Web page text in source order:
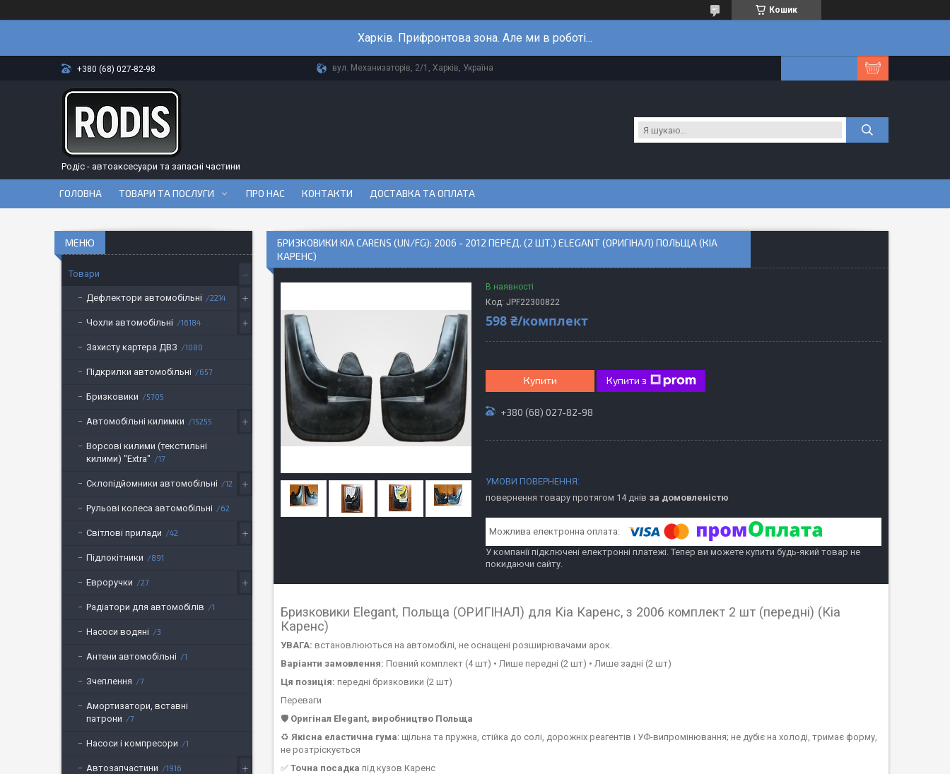
Кошик
Харків. Прифронтова зона. Але ми в роботі...
+380 (68) 027-82-98 вул. Механизаторів, 2/1, Харків, Україна
Родіс - автоаксесуари та запасні частини
ГОЛОВНА ТОВАРИ ТА ПОСЛУГИ ПРО НАС КОНТАКТИ ДОСТАВКА ТА ОПЛАТА
БРИЗКОВИКИ KIA CARENS (UN/FG): 2006 - 2012 ПЕРЕД. (2 ШТ.) ELEGANT (ОРИГІНАЛ) ПОЛЬЩА (КІА
КАРЕНС)
В наявності
Код: JPF22300822
598 ₴/комплект
Купити Купити з
+380 (68) 027-82-98
повернення товару протягом 14 днів за домовленістю
У компанії підключені електронні платежі. Тепер ви можете купити будь-який товар не
покидаючи сайту.
Бризковики Elegant, Польща (ОРИГІНАЛ) для Кіа Каренс, з 2006 комплект 2 шт (передні) (Кіа
Каренс)
УВАГА: встановлюються на автомобілі, не оснащені розширювачами арок.
Варіанти замовлення: Повний комплект (4 шт) • Лише передні (2 шт) • Лише задні (2 шт)
Ця позиція: передні бризковики (2 шт)
Переваги
🛡️ Оригінал Elegant, виробництво Польща
♻️ Якісна еластична гума: щільна та пружна, стійка до солі, дорожніх реагентів і УФ-випромінювання; не дубіє на холоді, тримає форму,
не розтріскується
✅ Точна посадка під кузов Каренс
Товари
Дефлектори автомобільні 2214
Чохли автомобільні 16184
Захисту картера ДВЗ 1080
Підкрилки автомобільні 657
Бризковики 5705
Автомобільні килимки 15255
Ворсові килими (текстильні
килими) "Extra"
17
Склопідйомники автомобільні 12
Рульові колеса автомобільні 62
Світлові прилади 42
Підлокітники 891
Евроручки 27
Радіатори для автомобілів 1
Насоси водяні 3
Антени автомобільні 1
Зчеплення 7
Амортизатори, вставні
патрони
7
Насоси і компресори 1
Автозапчастини 1916